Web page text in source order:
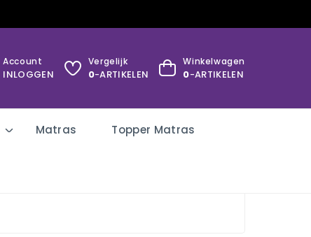
Account
INLOGGEN
Vergelijk
0-ARTIKELEN
Winkelwagen
0-ARTIKELEN
Matras Topper Matras